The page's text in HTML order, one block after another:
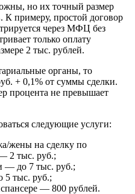
но их точный размер
К примеру, простой договор
через МФЦ без
только оплату
2 тыс. рублей.
органы, то
+ 0,1% от суммы сделки.
процента не превышает
следующие услуги:
жены на сделку по
2 тыс. руб.;
— до 7 тыс. руб.;
5 тыс. руб.;
— 800 рублей.